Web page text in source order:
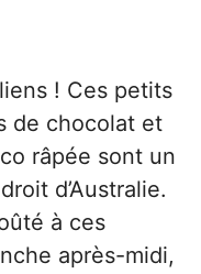
! Ces petits
de chocolat et
râpée sont un
d’Australie.
à ces
après-midi,